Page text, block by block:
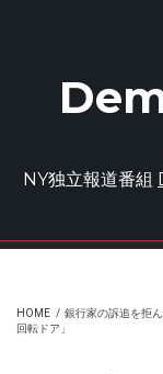
NY独立報道番組
HOME / 銀行家の訴追を拒
回転ドア」